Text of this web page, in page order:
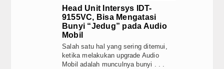
Awali 2026 dengan Tren Positif Pasar
Arsitektur Kendaraan Listrik BYD dalam
Kehadiran Robot Humanoid AiMOGA di
JAECOO J5 EV Jadi “Kanvas”
JAECOO Kenalkan Program Co-Creation
Satu Tahun di Indonesia, JAECOO
Head Unit Intersys IDT-
9155VC, Bisa Mengatasi
Bunyi “Jedug” pada Audio
Mobil
Salah satu hal yang sering ditemui,
ketika melakukan upgrade Audio
Mobil adalah munculnya bunyi . . .